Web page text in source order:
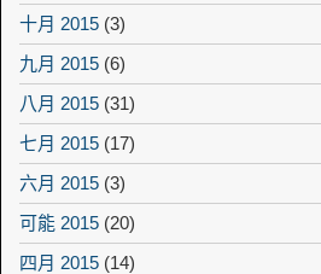
十月 2015 (3)
九月 2015 (6)
八月 2015 (31)
七月 2015 (17)
六月 2015 (3)
可能 2015 (20)
四月 2015 (14)